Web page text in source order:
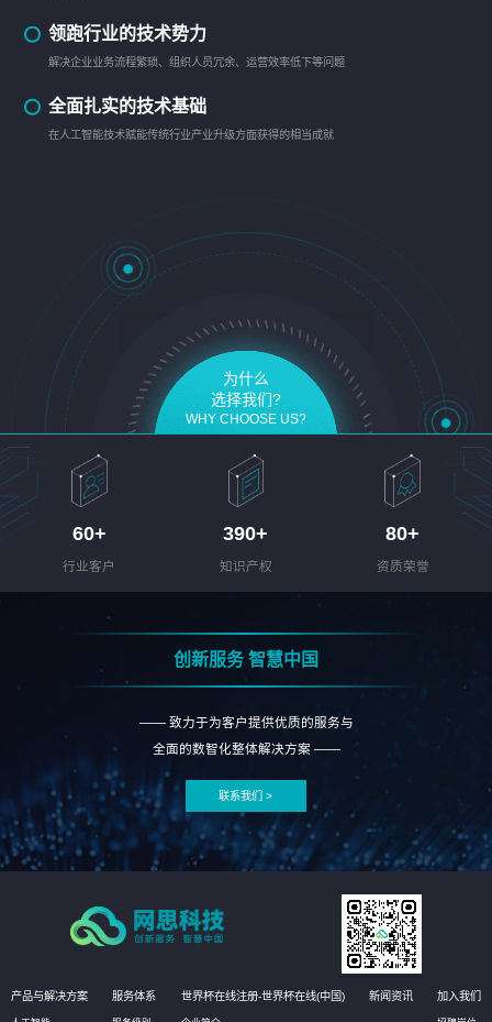
领跑行业的技术势力
解决企业业务流程繁琐、组织人员冗余、运营效率低下等问题
全面扎实的技术基础
在人工智能技术赋能传统行业产业升级方面获得的相当成就
为什么
选择我们?
WHY CHOOSE US?
60+
行业客户
390+
知识产权
80+
资质荣誉
创新服务 智慧中国
—— 致力于为客户提供优质的服务与
全面的数智化整体解决方案 ——
联系我们 >
产品与解决方案 服务体系 世界杯在线注册-世界杯在线(中国) 新闻资讯 加入我们